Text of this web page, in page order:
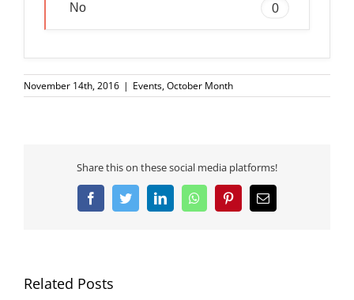
No 0
November 14th, 2016 | Events,October Month
Share this on these social media platforms!
FacebookTwitterLinkedInWhatsAppPinterestEmail
Related Posts